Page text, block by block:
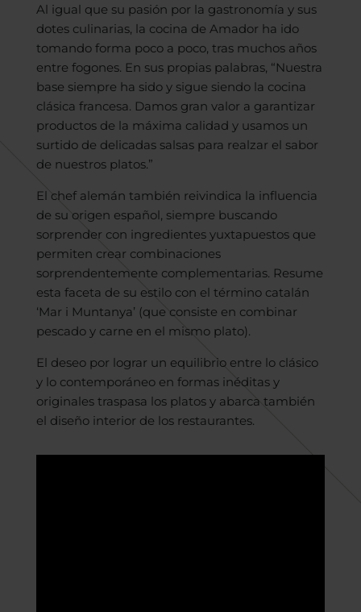
Al igual que su pasión por la gastronomía y sus
dotes culinarias, la cocina de Amador ha ido
tomando forma poco a poco, tras muchos años
entre fogones. En sus propias palabras, “Nuestra
base siempre ha sido y sigue siendo la cocina
clásica francesa. Damos gran valor a garantizar
productos de la máxima calidad y usamos un
surtido de delicadas salsas para realzar el sabor
de nuestros platos.”
El chef alemán también reivindica la influencia
de su origen español, siempre buscando
sorprender con ingredientes yuxtapuestos que
permiten crear combinaciones
sorprendentemente complementarias. Resume
esta faceta de su estilo con el término catalán
‘Mar i Muntanya’ (que consiste en combinar
pescado y carne en el mismo plato).
El deseo por lograr un equilibrio entre lo clásico
y lo contemporáneo en formas inéditas y
originales traspasa los platos y abarca también
el diseño interior de los restaurantes.